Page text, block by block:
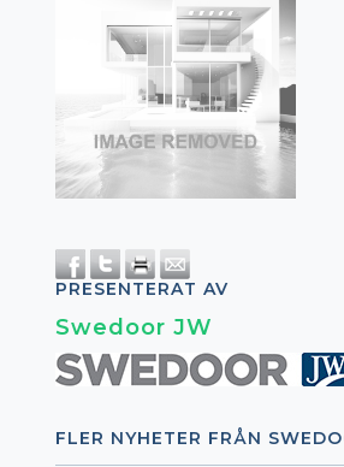
PRESENTERAT AV
Swedoor JW
FLER NYHETER FRÅN